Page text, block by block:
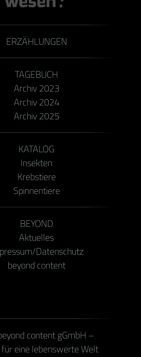
ERZÄHLUNGEN
TAGEBUCH
Archiv 2023
Archiv 2024
Archiv 2025
KATALOG
Insekten
Krebstiere
Spinnentiere
BEYOND
Aktuelles
Datenschutz
beyond content
content gGmbH –
für eine lebenswerte Welt